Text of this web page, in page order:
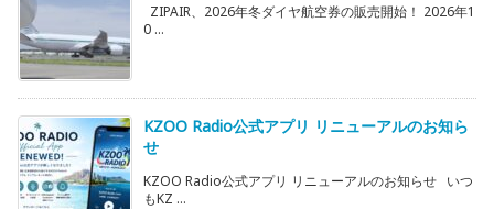
ZIPAIR、2026年冬ダイヤ航空券の販売開始！ 2026年1
0 ...
KZOO Radio公式アプリ リニューアルのお知ら
せ
KZOO Radio公式アプリ リニューアルのお知らせ いつ
もKZ ...